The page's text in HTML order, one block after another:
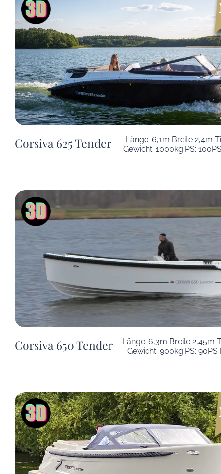
Corsiva 625 Tender
Länge: 6,1m Breite 2,4m
Gewicht: 1000kg PS:
Corsiva 650 Tender
Länge: 6,3m Breite 2,45m
Gewicht: 900kg PS: 90PS